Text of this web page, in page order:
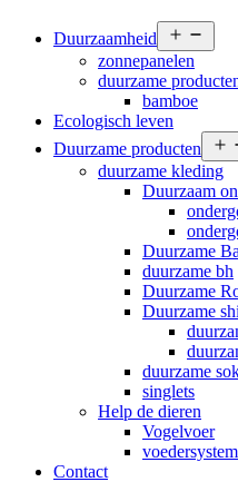
Duurzaamheid
menu
zonnepanelen
duurzame
bamboe
Ecologisch leven
Duurzame producten
duurzame kleding
Duurzaam
Duurzame
duurzame bh
Duurzame
Duurzame
duurzame
singlets
Help de dieren
Vogelvoer
Contact